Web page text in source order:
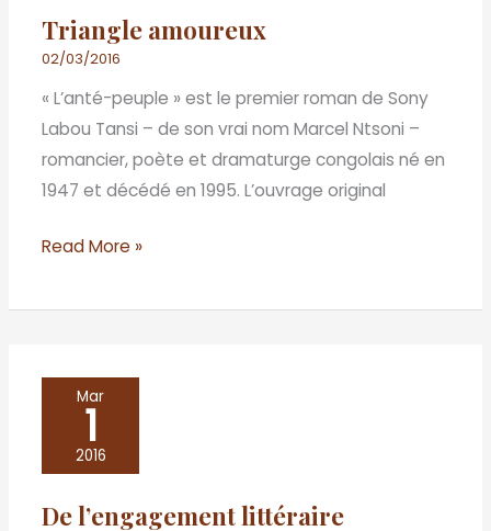
Triangle amoureux
02/03/2016
« L’anté-peuple » est le premier roman de Sony
Labou Tansi – de son vrai nom Marcel Ntsoni –
romancier, poète et dramaturge congolais né en
1947 et décédé en 1995. L’ouvrage original
Read More »
Mar
1
2016
De l’engagement littéraire
littéraire